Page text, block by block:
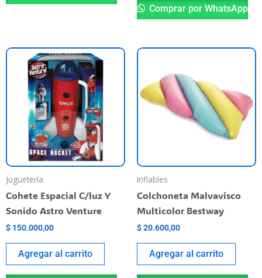
Comprar por WhatsApp
Juguetería
Cohete Espacial C/luz Y
Sonido Astro Venture
$ 150.000,00
Agregar al carrito
Inflables
Colchoneta Malvavisco
Multicolor Bestway
$20.600,00
Agregar al carrito